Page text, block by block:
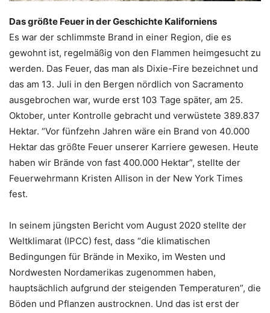
Das größte Feuer in der Geschichte Kaliforniens
Es war der schlimmste Brand in einer Region, die es
gewohnt ist, regelmäßig von den Flammen heimgesucht zu
werden. Das Feuer, das man als Dixie-Fire bezeichnet und
das am 13. Juli in den Bergen nördlich von Sacramento
ausgebrochen war, wurde erst 103 Tage später, am 25.
Oktober, unter Kontrolle gebracht und verwüstete 389.837
Hektar. “Vor fünfzehn Jahren wäre ein Brand von 40.000
Hektar das größte Feuer unserer Karriere gewesen. Heute
haben wir Brände von fast 400.000 Hektar”, stellte der
Feuerwehrmann Kristen Allison in der New York Times
fest.
In seinem jüngsten Bericht vom August 2020 stellte der
Weltklimarat (IPCC) fest, dass “die klimatischen
Bedingungen für Brände in Mexiko, im Westen und
Nordwesten Nordamerikas zugenommen haben,
hauptsächlich aufgrund der steigenden Temperaturen”, die
Böden und Pflanzen austrocknen. Und das ist erst der